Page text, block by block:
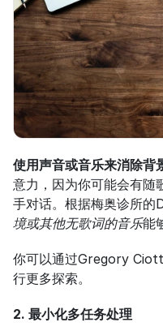
使用声音或音乐来消除背
意力，因为你可能会有随
手对话。根据梅奥诊所的
境或其他无歌词的音乐能
你可以通过Gregory
行更多探索。
2. 最小化多任务处理